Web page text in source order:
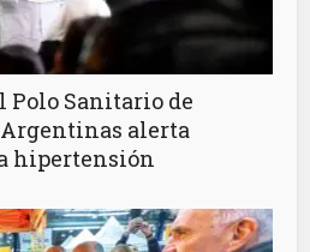
Polo Sanitario de
alerta
hipertensión